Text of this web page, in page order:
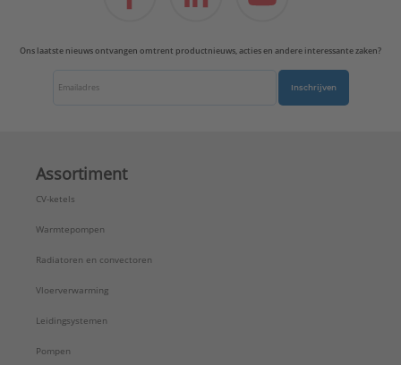
Ons laatste nieuws ontvangen omtrent productnieuws, acties en andere interessante zaken?
Inschrijven
Assortiment
CV-ketels
Warmtepompen
Radiatoren en convectoren
Vloerverwarming
Leidingsystemen
Pompen